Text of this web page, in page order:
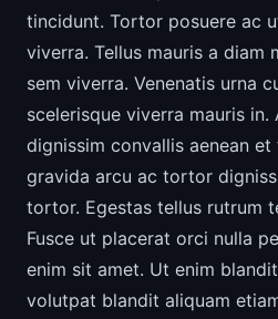
tincidunt. Tortor posuere ac
viverra. Tellus mauris a diam
sem viverra. Venenatis urna
scelerisque viverra mauris
dignissim convallis aenean
gravida arcu ac tortor
tortor. Egestas tellus rutrum
Fusce ut placerat orci nulla
enim sit amet. Ut enim
volutpat blandit aliquam